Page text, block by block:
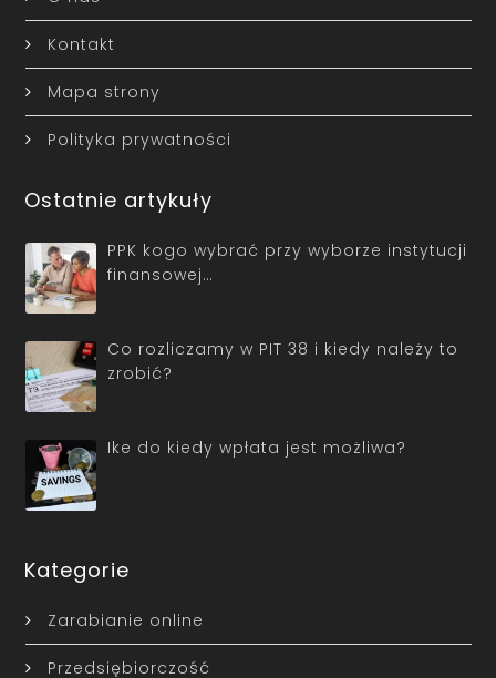
Kontakt
Mapa strony
Polityka prywatności
Ostatnie artykuły
PPK kogo wybrać przy wyborze instytucji
finansowej…
Co rozliczamy w PIT 38 i kiedy należy to
zrobić?
Ike do kiedy wpłata jest możliwa?
Kategorie
Zarabianie online
Przedsiębiorczość